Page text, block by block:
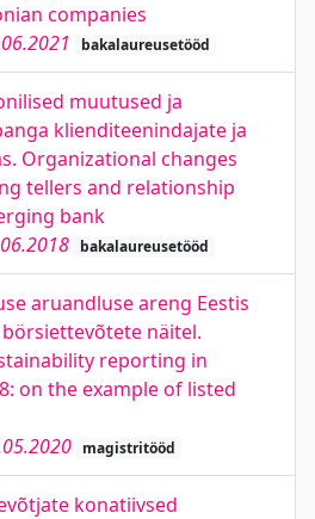
companies
bakalaureusetööd
muutused ja
klienditeenindajate ja
Organizational changes
tellers and relationship
bank
bakalaureusetööd
aruandluse areng Eestis
näitel.
reporting in
on the example of listed
magistritööd
konatiivsed